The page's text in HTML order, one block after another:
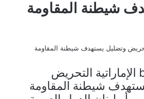
شيطنة المقاومة
تنتهج منصة blinx الإماراتية التحريض
شيطنة المقاومة